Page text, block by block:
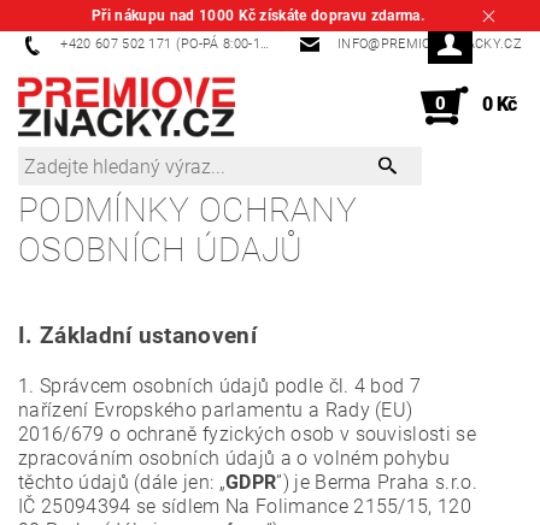
Při nákupu nad 1000 Kč získáte dopravu zdarma.
+420 607 502 171 (PO-PÁ 8:00-14:00) INFO@PREMIOVEZNACKY.CZ
0 0 Kč
PODMÍNKY OCHRANY
OSOBNÍCH ÚDAJŮ
I. Základní ustanovení
1. Správcem osobních údajů podle čl. 4 bod 7
nařízení Evropského parlamentu a Rady (EU)
2016/679 o ochraně fyzických osob v souvislosti se
zpracováním osobních údajů a o volném pohybu
těchto údajů (dále jen: „GDPR”) je Berma Praha s.r.o.
IČ 25094394 se sídlem Na Folimance 2155/15, 120